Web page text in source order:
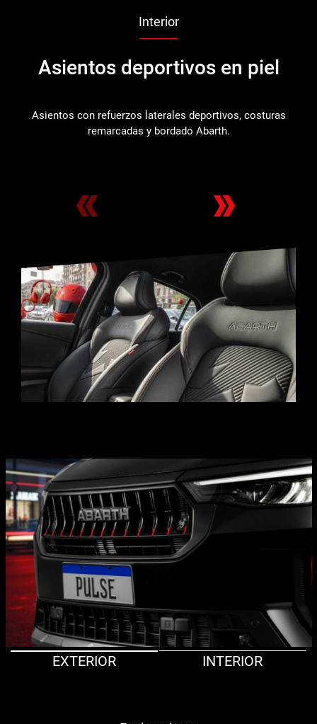
Interior
Asientos deportivos en piel
Asientos con refuerzos laterales deportivos, costuras
remarcadas y bordado Abarth.
EXTERIOR INTERIOR